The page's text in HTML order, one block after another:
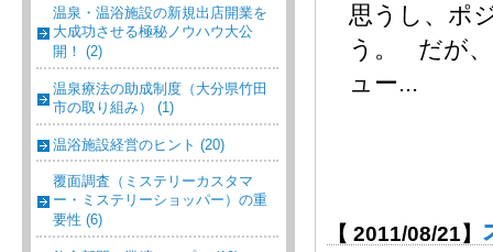
温泉・温浴施設の新規出店開業を
大成功させる極秘ノウハウ大公
開！ (2)
温泉療法の助成制度（大分県竹田
市の取り組み） (1)
温浴施設経営のヒント (20)
覆面調査（ミステリーカスタマ
ー・ミステリーショッパー）の重
要性 (6)
思うし、ポ
う。 だが
ュー...
【 2011/08/21】